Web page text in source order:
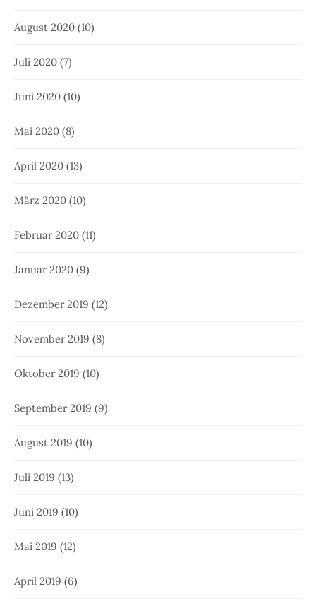
August 2020 (10)
Juli 2020 (7)
Juni 2020 (10)
Mai 2020 (8)
April 2020 (13)
März 2020 (10)
Februar 2020 (11)
Januar 2020 (9)
Dezember 2019 (12)
November 2019 (8)
Oktober 2019 (10)
September 2019 (9)
August 2019 (10)
Juli 2019 (13)
Juni 2019 (10)
Mai 2019 (12)
April 2019 (6)